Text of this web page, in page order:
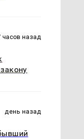
часов назад
день назад